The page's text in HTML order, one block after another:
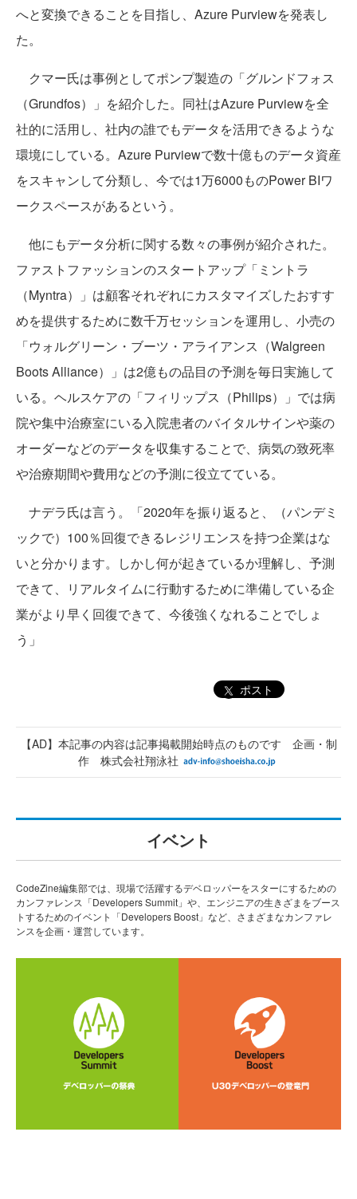
へと変換できることを目指し、Azure Purviewを発表し
た。
クマー氏は事例としてポンプ製造の「グルンドフォス
（Grundfos）」を紹介した。同社はAzure Purviewを全
社的に活用し、社内の誰でもデータを活用できるような
環境にしている。Azure Purviewで数十億ものデータ資産
をスキャンして分類し、今では1万6000ものPower BIワ
ークスペースがあるという。
他にもデータ分析に関する数々の事例が紹介された。
ファストファッションのスタートアップ「ミントラ
（Myntra）」は顧客それぞれにカスタマイズしたおすす
めを提供するために数千万セッションを運用し、小売の
「ウォルグリーン・ブーツ・アライアンス（Walgreen
Boots Alliance）」は2億もの品目の予測を毎日実施して
いる。ヘルスケアの「フィリップス（Philips）」では病
院や集中治療室にいる入院患者のバイタルサインや薬の
オーダーなどのデータを収集することで、病気の致死率
や治療期間や費用などの予測に役立てている。
ナデラ氏は言う。「2020年を振り返ると、（パンデミ
ックで）100％回復できるレジリエンスを持つ企業はな
いと分かります。しかし何が起きているか理解し、予測
できて、リアルタイムに行動するために準備している企
業がより早く回復できて、今後強くなれることでしょ
う」
ポスト
【AD】本記事の内容は記事掲載開始時点のものです 企画・制
作 株式会社翔泳社
イベント
CodeZine編集部では、現場で活躍するデベロッパーをスターにするための
カンファレンス「Developers Summit」や、エンジニアの生きざまをブース
トするためのイベント「Developers Boost」など、さまざまなカンファレ
ンスを企画・運営しています。